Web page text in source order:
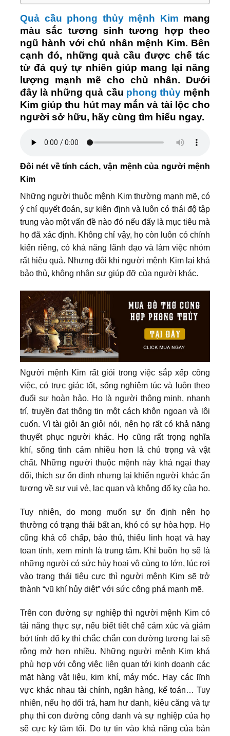
Quả cầu phong thủy mệnh Kim mang
màu sắc tương sinh tương hợp theo
ngũ hành với chủ nhân mệnh Kim. Bên
cạnh đó, những quả cầu được chế tác
từ đá quý tự nhiên giúp mang lại năng
lượng mạnh mẽ cho chủ nhân. Dưới
đây là những quả cầu phong thủymệnh
Kim giúp thu hút may mắn và tài lộc cho
người sở hữu, hãy cùng tìm hiểu ngay.
Đôi nét về tính cách, vận mệnh của người mệnh
Kim
Những người thuộc mệnh Kim thường mạnh mẽ, có
ý chí quyết đoán, sự kiên định và luôn có thái độ tập
trung vào một vấn đề nào đó nếu đấy là mục tiêu mà
họ đã xác định. Không chỉ vậy, họ còn luôn có chính
kiến riêng, có khả năng lãnh đạo và làm việc nhóm
rất hiệu quả. Nhưng đôi khi người mệnh Kim lại khá
bảo thủ, không nhận sự giúp đỡ của người khác.
Người mệnh Kim rất giỏi trong việc sắp xếp công
việc, có trực giác tốt, sống nghiêm túc và luôn theo
đuổi sự hoàn hảo. Họ là người thông minh, nhanh
trí, truyền đạt thông tin một cách khôn ngoan và lôi
cuốn. Vì tài giỏi ăn giỏi nói, nên họ rất có khả năng
thuyết phục người khác. Họ cũng rất trọng nghĩa
khí, sống tình cảm nhiều hơn là chú trọng và vật
chất. Những người thuộc mệnh này khá ngại thay
đổi, thích sự ổn định nhưng lại khiến người khác ấn
tượng về sự vui vẻ, lạc quan và không đố kỵ của họ.
Tuy nhiên, do mong muốn sự ổn định nên họ
thường có trạng thái bất an, khó có sự hòa hợp. Họ
cũng khá cố chấp, bảo thủ, thiếu linh hoạt và hay
toan tính, xem mình là trung tâm. Khi buồn họ sẽ là
những người có sức hủy hoại vô cùng to lớn, lúc rơi
vào trạng thái tiêu cực thì người mệnh Kim sẽ trở
thành “vũ khí hủy diệt” với sức công phá mạnh mẽ.
Trên con đường sự nghiệp thì người mệnh Kim có
tài năng thực sự, nếu biết tiết chế cảm xúc và giảm
bớt tính đố kỵ thì chắc chắn con đường tương lai sẽ
rộng mở hơn nhiều. Những người mệnh Kim khá
phù hợp với công việc liên quan tới kinh doanh các
mặt hàng vật liệu, kim khí, máy móc. Hay các lĩnh
vực khác nhau tài chính, ngân hàng, kế toán… Tuy
nhiên, nếu họ dối trá, ham hư danh, kiêu căng và tự
phụ thì con đường công danh và sự nghiệp của họ
sẽ cực kỳ tăm tối. Do tự tin vào khả năng của bản